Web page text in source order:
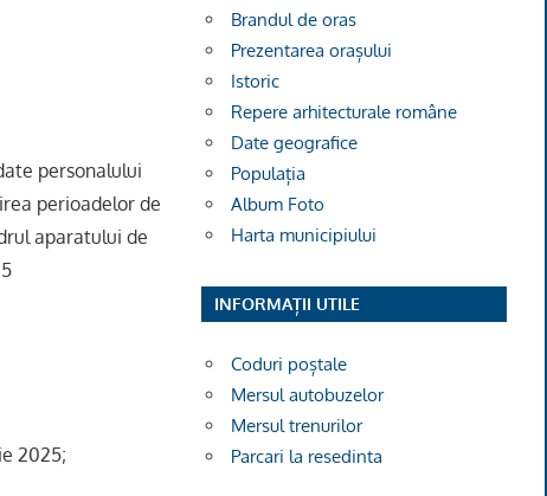
personalului
perioadelor de
aparatului de
2025;
Brandul de oras
Prezentarea orașului
Istoric
Repere arhitecturale române
Date geografice
Populația
Album Foto
Harta municipiului
INFORMAȚII UTILE
Coduri poștale
Mersul autobuzelor
Mersul trenurilor
Parcari la resedinta